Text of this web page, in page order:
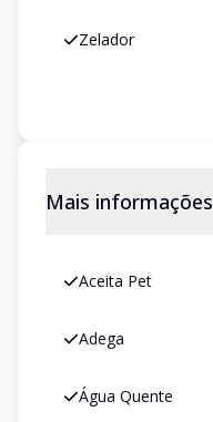
Zelador
Mais informações
Aceita Pet
Adega
Água Quente